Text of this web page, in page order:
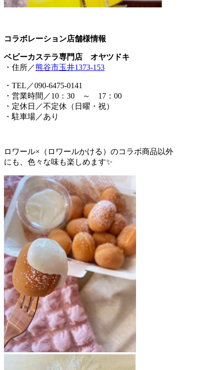
コラボレーション店舗様情報
ベビーカステラ専門店 オヤツドキ
・住所／熊谷市玉井1373-153
・TEL／090-6475-0141
・営業時間／10：30 ～ 17：00
・定休日／不定休（日曜・祝）
・駐車場／あり
ロワール×（ロワールかける）のコラボ商品以外
にも、色々な味も楽しめます✨